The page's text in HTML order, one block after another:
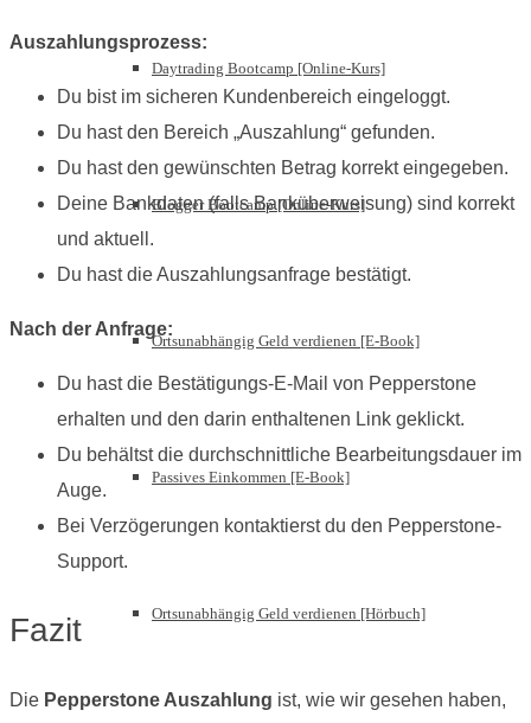
Daytrading Bootcamp [Online-Kurs]
Blogger Bootcamp [Online-Kurs]
Ortsunabhängig Geld verdienen [E-Book]
Passives Einkommen [E-Book]
Ortsunabhängig Geld verdienen [Hörbuch]
Auszahlungsprozess:
Du bist im sicheren Kundenbereich eingeloggt.
Du hast den Bereich „Auszahlung“ gefunden.
Du hast den gewünschten Betrag korrekt eingegeben.
Deine Bankdaten (falls Banküberweisung) sind korrekt
und aktuell.
Du hast die Auszahlungsanfrage bestätigt.
Nach der Anfrage:
Du hast die Bestätigungs-E-Mail von Pepperstone
erhalten und den darin enthaltenen Link geklickt.
Du behältst die durchschnittliche Bearbeitungsdauer im
Auge.
Bei Verzögerungen kontaktierst du den Pepperstone-
Support.
Fazit
Die Pepperstone Auszahlung ist, wie wir gesehen haben,